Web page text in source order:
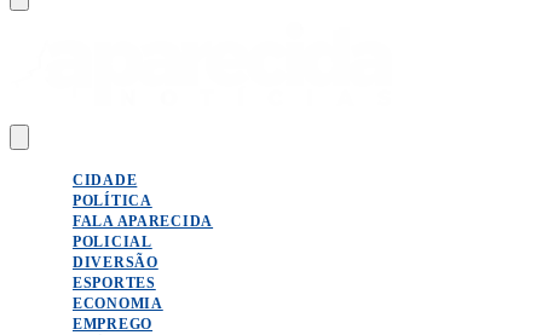
CIDADE
POLÍTICA
FALA APARECIDA
POLICIAL
DIVERSÃO
ESPORTES
ECONOMIA
EMPREGO